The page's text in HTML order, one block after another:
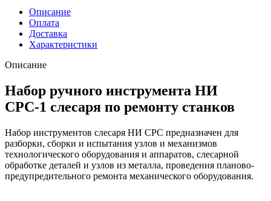
Описание
Оплата
Доставка
Характеристики
Описание
Набор ручного инструмента НИ
СРС-1 слесаря по ремонту станков
Набор инструментов слесаря НИ СРС предназначен для
разборки, сборки и испытания узлов и механизмов
технологического оборудования и аппаратов, слесарной
обработке деталей и узлов из металла, проведения планово-
предупредительного ремонта механического оборудования.